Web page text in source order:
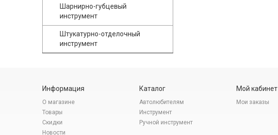
Шарнирно-губцевый
инструмент
Штукатурно-отделочный
инструмент
Информация
О магазине
Товары
Скидки
Новости
Каталог
Автолюбителям
Инструмент
Ручной инструмент
Мой кабинет
Мои заказы